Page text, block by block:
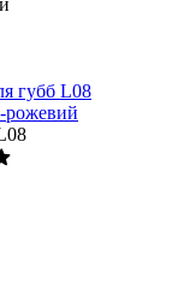
губб L08
рожевий